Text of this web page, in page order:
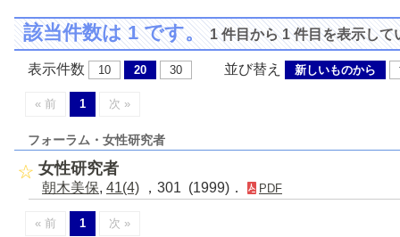
該当件数は 1 です。1 件目から 1 件目を表示して
表示件数 10 20 30 並び替え 新しいものから
« 前 1 次 »
フォーラム・女性研究者
女性研究者
朝木美保, 41(4) ，301 (1999)． PDF
« 前 1 次 »